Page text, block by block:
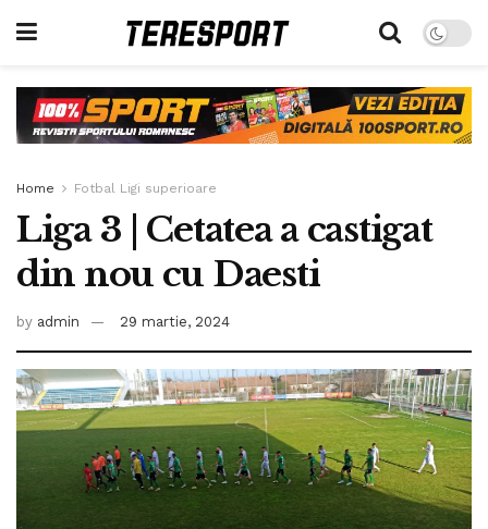
Home Fotbal Ligi superioare
Liga 3 | Cetatea a castigat
din nou cu Daesti
by admin 29 martie, 2024